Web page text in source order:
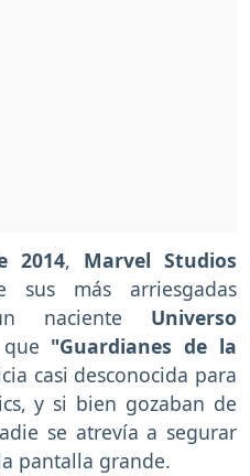
2014, Marvel Studios
sus más arriesgadas
naciente Universo
"Guardianes de la
casi desconocida para
y si bien gozaban de
se atrevía a segurar
pantalla grande.